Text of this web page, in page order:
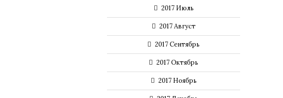
2017 Июль
2017 Август
2017 Сентябрь
2017 Октябрь
2017 Ноябрь